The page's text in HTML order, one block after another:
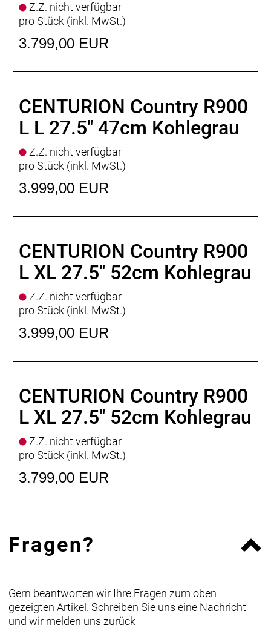
Z.Z. nicht verfügbar
pro Stück (inkl. MwSt.)
3.799,00 EUR
CENTURION Country R900
L L 27.5" 47cm Kohlegrau
Z.Z. nicht verfügbar
pro Stück (inkl. MwSt.)
3.999,00 EUR
CENTURION Country R900
L XL 27.5" 52cm Kohlegrau
Z.Z. nicht verfügbar
pro Stück (inkl. MwSt.)
3.999,00 EUR
CENTURION Country R900
L XL 27.5" 52cm Kohlegrau
Z.Z. nicht verfügbar
pro Stück (inkl. MwSt.)
3.799,00 EUR
Fragen?
Gern beantworten wir Ihre Fragen zum oben
gezeigten Artikel. Schreiben Sie uns eine Nachricht
und wir melden uns zurück